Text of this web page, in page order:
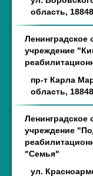
область,
Ленинградское
учреждение
пр-т Карла
область,
Ленинградское
учреждение
"Семья"
ул.